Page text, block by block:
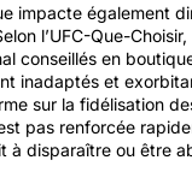
impacte également
l’UFC-Que-
conseillés en
inadaptés et
sur la fidélisation
pas renforcée
à disparaître ou être